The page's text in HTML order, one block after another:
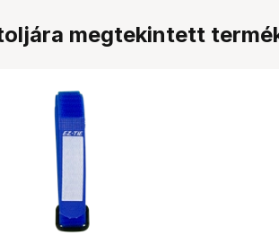
megtekintett